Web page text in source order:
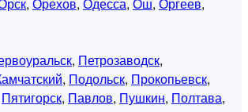
, Петрозаводск,
, Подольск, Прокопьевск,
Пятигорск, Павлов, Пушкин, Полтава,